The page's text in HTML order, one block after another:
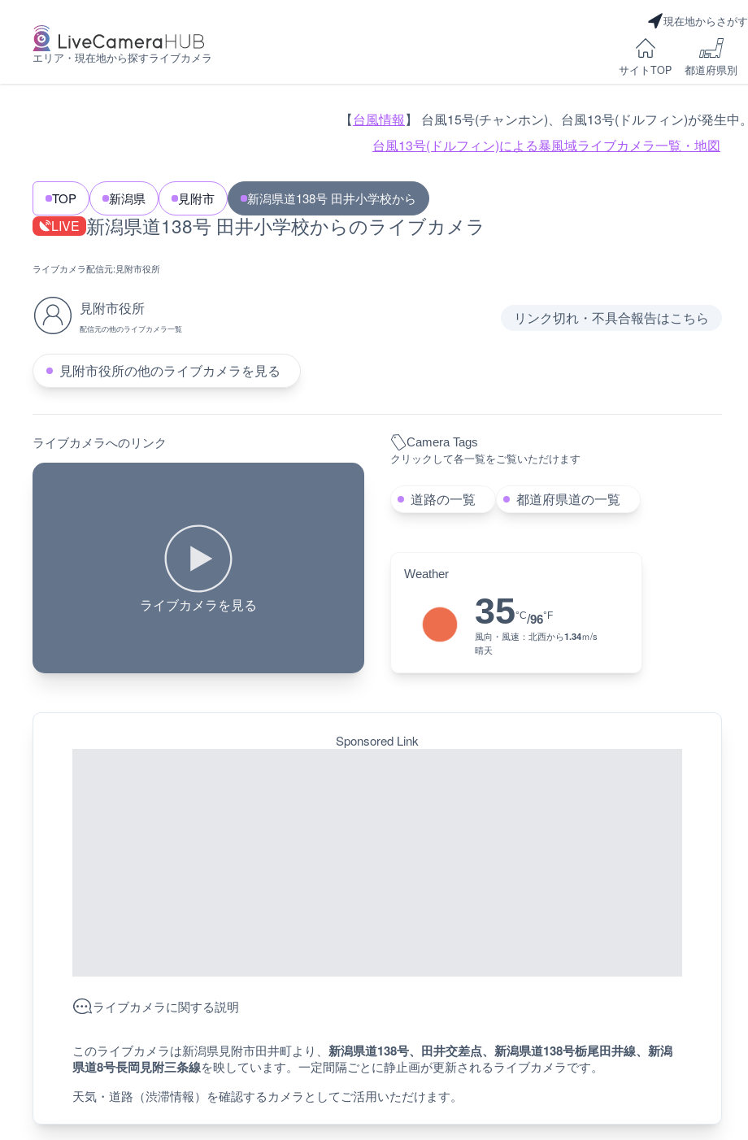
エリア・現在地から探すライブカメラ
現在地からさがす
サイトTOP 都道府県別
【台風情報】 台風15号(チャンホン)、台風13号(ドルフィン)が発生中。
台風13号(ドルフィン)による暴風域ライブカメラ一覧・地図
TOP 新潟県 見附市 新潟県道138号 田井小学校から
LIVE 新潟県道138号 田井小学校からのライブカメラ
ライブカメラ配信元:見附市役所
見附市役所
配信元の他のライブカメラ一覧
リンク切れ・不具合報告はこちら
見附市役所の他のライブカメラを見る
ライブカメラへのリンク
ライブカメラを見る
Camera Tags
クリックして各一覧をご覧いただけます
道路の一覧 都道府県道の一覧
Weather
35°C/96°F
風向・風速： 北西から1.34ｍ/s
晴天
Sponsored Link
ライブカメラに関する説明
このライブカメラは新潟県見附市田井町より、 新潟県道138号、田井交差点、新潟県道138号栃尾田井線、新潟
県道8号長岡見附三条線を映しています。一定間隔ごとに静止画が更新されるライブカメラです。
天気・道路（渋滞情報）を確認するカメラとしてご活用いただけます。